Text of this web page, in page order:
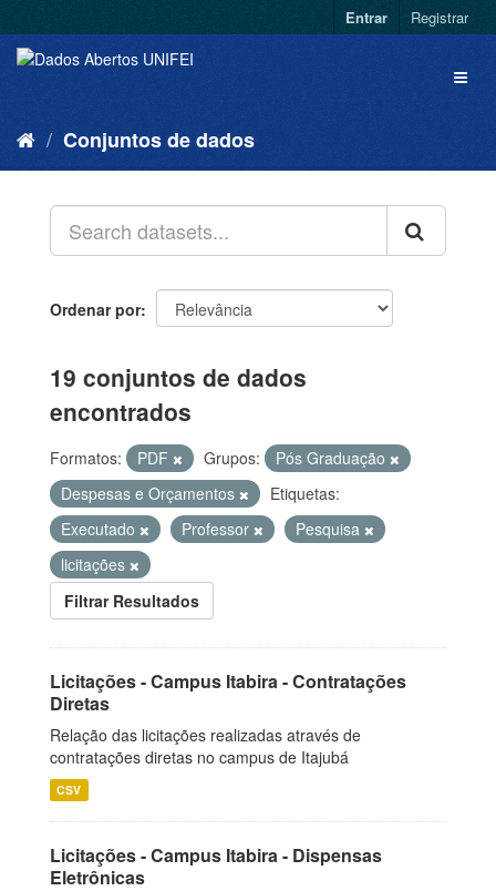
Entrar Registrar
Conjuntos de dados
Ordenar por
19 conjuntos de dados
encontrados
Formatos: PDF Grupos:
Pós Graduação
Despesas e Orçamentos
Etiquetas:
Executado
Professor
Pesquisa
licitações
Filtrar Resultados
Licitações - Campus Itabira - Contratações
Diretas
Relação das licitações realizadas através de
contratações diretas no campus de Itajubá
CSV
Licitações - Campus Itabira - Dispensas
Eletrônicas